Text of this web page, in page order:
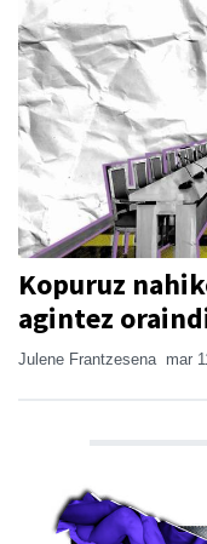
Kopuruz
agintez
Julene Frantzesena mar